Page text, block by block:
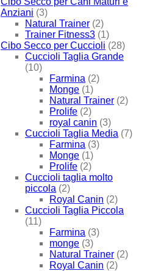
Anziani (3)
Natural Trainer (2)
Trainer Fitness3 (1)
Cibo Secco per Cuccioli (28)
Cuccioli Taglia Grande
(10)
Farmina (2)
Monge (1)
Natural Trainer (2)
Prolife (2)
royal canin (3)
Cuccioli Taglia Media (7)
Farmina (3)
Monge (1)
Prolife (2)
Cuccioli taglia molto
piccola (2)
Royal Canin (2)
Cuccioli Taglia Piccola
(11)
Farmina (3)
monge (3)
Natural Trainer (2)
Royal Canin (2)